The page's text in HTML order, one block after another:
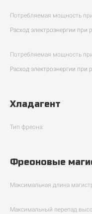
Потребляемая мощность
Расход электроэнергии при
Потребляемая мощность
Расход электроэнергии при
Хладагент
Тип фреона:
Фреоновые
Максимальная длина
Максимальный перепад